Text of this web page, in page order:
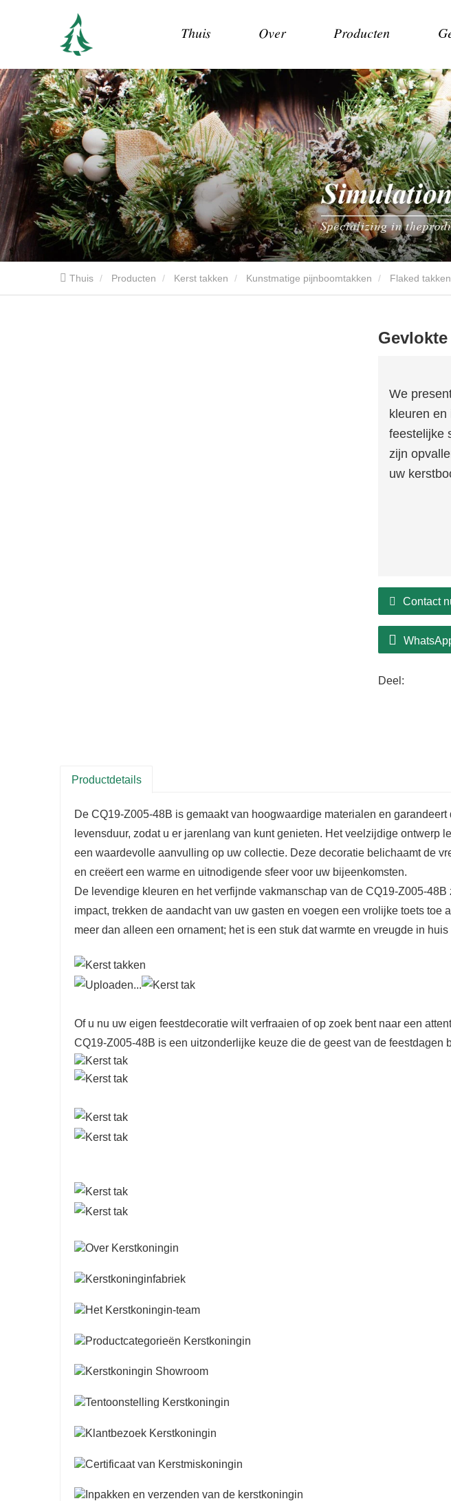
Thuis Over Producten
Thuis Producten Kerst takken Kunstmatige pijnboomtakken Flaked takken
We
kleuren
feestelijke
zijn
uw
Contact
Deel:
Productdetails
De CQ19-Z005-48B is gemaakt van hoogwaardige materialen en
levensduur, zodat u er jarenlang van kunt genieten. Het veelzijdige ontwerp
een waardevolle aanvulling op uw collectie. Deze decoratie belichaamt de
en creëert een warme en uitnodigende sfeer voor uw bijeenkomsten.
De levendige kleuren en het verfijnde vakmanschap van de CQ19-Z005-
impact, trekken de aandacht van uw gasten en voegen een vrolijke toets toe
meer dan alleen een ornament; het is een stuk dat warmte en vreugde in
Of u nu uw eigen feestdecoratie wilt verfraaien of op zoek bent naar een
CQ19-Z005-48B is een uitzonderlijke keuze die de geest van de feestdagen